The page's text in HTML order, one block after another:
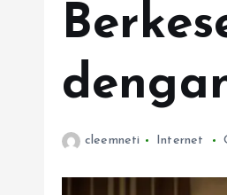
cleemneti Internet